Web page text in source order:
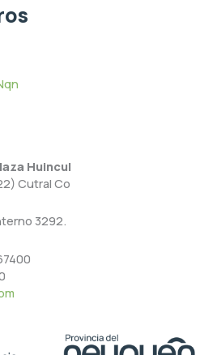
Huincul
Cutral Co
3292.